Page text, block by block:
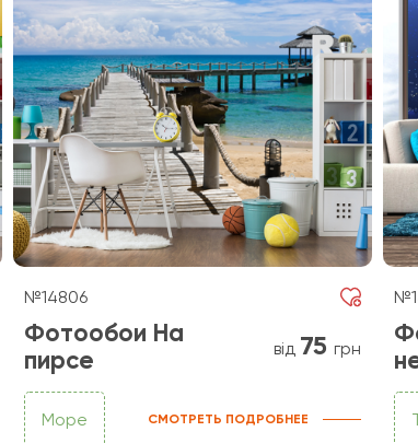
№14806
Фотообои На
пирсе
від 75 грн
Море СМОТРЕТЬ ПОДРОБНЕЕ